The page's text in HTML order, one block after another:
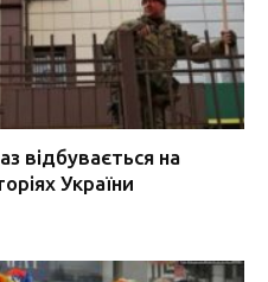
відбувається на
України